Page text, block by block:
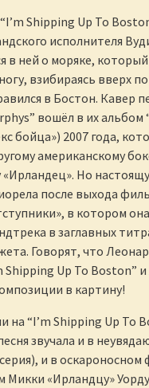
Shipping Up To
исполнителя
в ней о моряке,
взибираясь вверх
в Бостон. Кавер
вошёл в их альбом
бойца») 2007 года,
американскому
Но
после выхода
в котором
в заглавных
Говорят, что
Shipping Up To Boston”
в картину!
на “I’m Shipping Up To
звучала и в
и в
«Ирландцу»